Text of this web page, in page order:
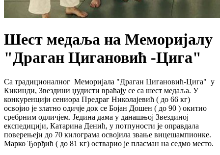
Шест медаља на Меморијалу
"Драган Цигановић -Цига"
Са традиционалног Меморијала "Драган Цигановић-Цига" у
Кикинди, Звездини џудисти враћају се са шест медаља. У
конкуренцији сениора Предраг Николајевић ( до 66 кг)
освојио је златно одичје док се Бојан Дошен ( до 90 ) окитио
сребрним одличјем. Једина дама у данашњој Звездиној
експедицији, Катарина Денић, у потпуности је оправдала
поверењеји до 70 килограма освојила звање вицешампионке.
Марко Ђорђић ( до 81 кг) остварио је пласман на седмо место.